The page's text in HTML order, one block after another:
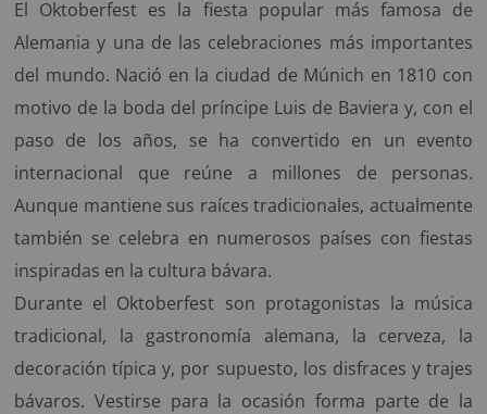
El Oktoberfest es la fiesta popular más famosa de
Alemania y una de las celebraciones más importantes
del mundo. Nació en la ciudad de Múnich en 1810 con
motivo de la boda del príncipe Luis de Baviera y, con el
paso de los años, se ha convertido en un evento
internacional que reúne a millones de personas.
Aunque mantiene sus raíces tradicionales, actualmente
también se celebra en numerosos países con fiestas
inspiradas en la cultura bávara.
Durante el Oktoberfest son protagonistas la música
tradicional, la gastronomía alemana, la cerveza, la
decoración típica y, por supuesto, los disfraces y trajes
bávaros. Vestirse para la ocasión forma parte de la